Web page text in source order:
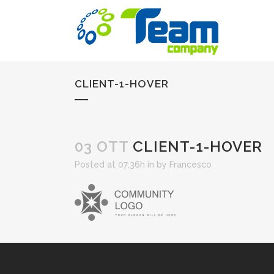
CLIENT-1-HOVER
03 OTT CLIENT-1-HOVER
Posted at 07:36h in by Francesco